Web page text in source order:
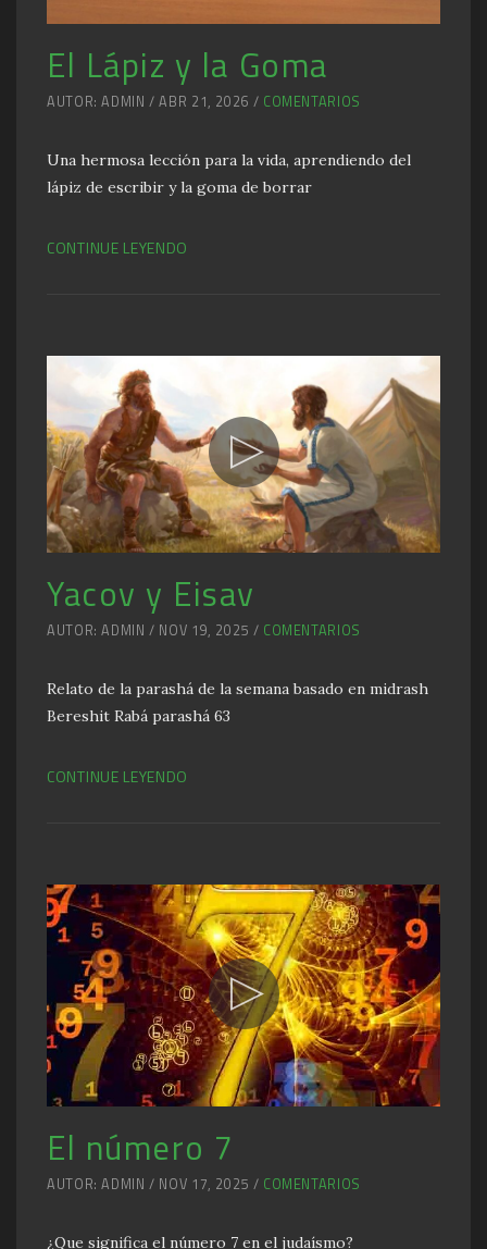
El Lápiz y la Goma
AUTOR: ADMIN / ABR 21, 2026 / COMENTARIOS
Una hermosa lección para la vida, aprendiendo del
lápiz de escribir y la goma de borrar
CONTINUE LEYENDO
Yacov y Eisav
AUTOR: ADMIN / NOV 19, 2025 / COMENTARIOS
Relato de la parashá de la semana basado en midrash
Bereshit Rabá parashá 63
CONTINUE LEYENDO
El número 7
AUTOR: ADMIN / NOV 17, 2025 / COMENTARIOS
¿Que significa el número 7 en el judaísmo?